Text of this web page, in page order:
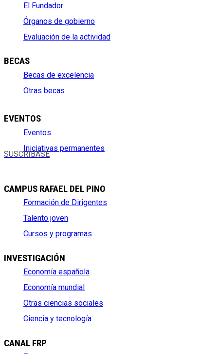
El Fundador
Órganos de gobierno
Evaluación de la actividad
BECAS
Becas de excelencia
Otras becas
EVENTOS
Eventos
Iniciativas permanentes
SUSCRÍBASE
CAMPUS RAFAEL DEL PINO
Formación de Dirigentes
Talento joven
Cursos y programas
INVESTIGACIÓN
Economía española
Economía mundial
Otras ciencias sociales
Ciencia y tecnología
CANAL FRP